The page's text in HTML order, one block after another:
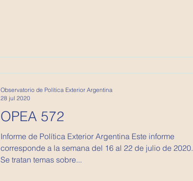
OPEA 572
Informe de Política Exterior Argentina Este informe
corresponde a la semana del 16 al 22 de julio de 2020.
Se tratan temas sobre...
Observatorio de Política Exterior Argentina
28 jul 2020